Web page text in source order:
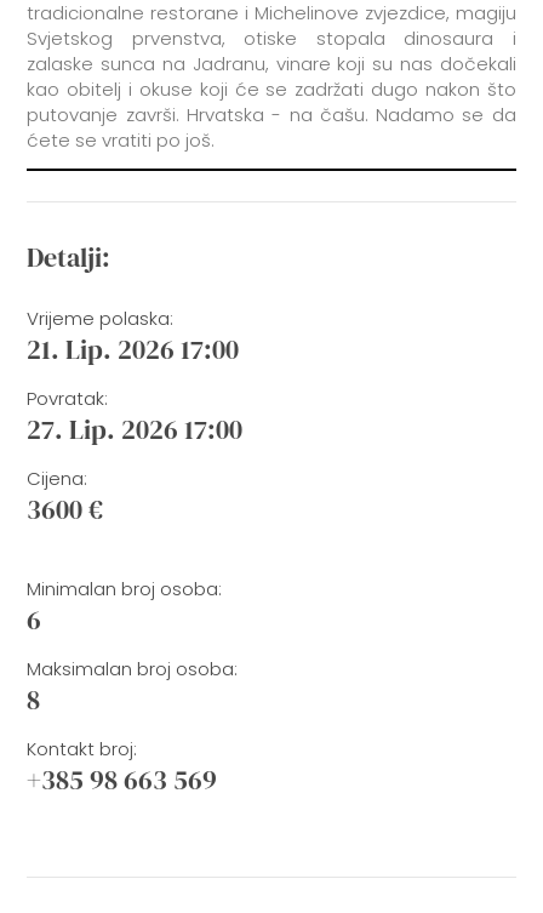
tradicionalne restorane i Michelinove zvjezdice, magiju
Svjetskog prvenstva, otiske stopala dinosaura i
zalaske sunca na Jadranu, vinare koji su nas dočekali
kao obitelj i okuse koji će se zadržati dugo nakon što
putovanje završi. Hrvatska - na čašu. Nadamo se da
ćete se vratiti po još.
Detalji:
Vrijeme polaska:
21. Lip. 2026 17:00
Povratak:
27. Lip. 2026 17:00
Cijena:
3600 €
Minimalan broj osoba:
6
Maksimalan broj osoba:
8
Kontakt broj:
+385 98 663 569